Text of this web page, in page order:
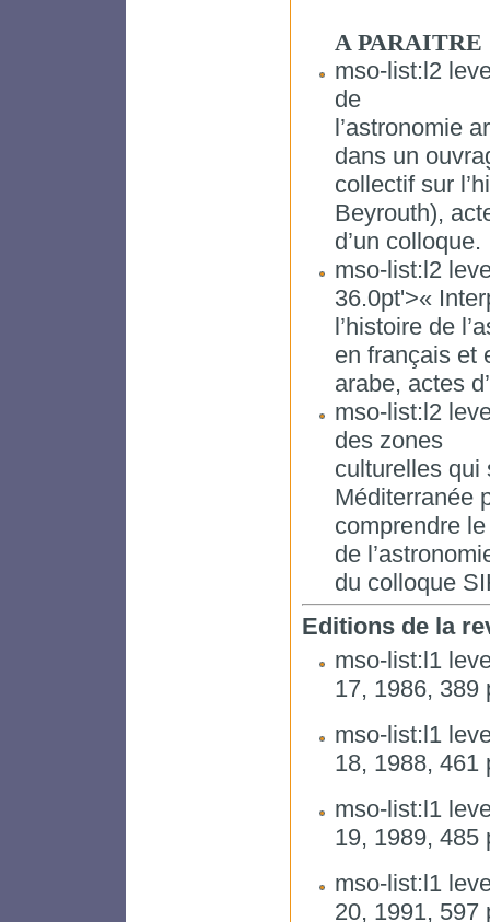
A PARAITRE
mso-list:l2
de
l’astronomie
dans un
collectif sur
Beyrouth),
d’un colloque.
mso-list:l2
36.0pt'>«
l’histoire de
en français et
arabe, actes
mso-list:l2
des zones
culturelles qui
Méditerranée
comprendre
de
du colloque
Editions de la
mso-list:l1
17, 1986, 389
mso-list:l1
18, 1988, 461
mso-list:l1
19, 1989, 485
mso-list:l1
20, 1991, 597